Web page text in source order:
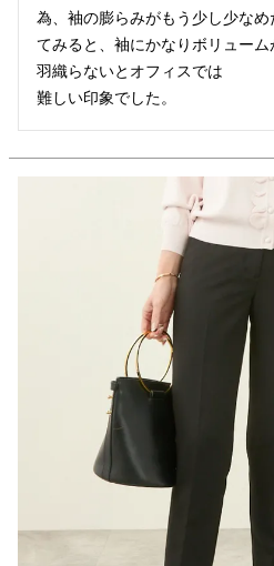
為、袖の膨らみがもう少し少な
てみると、袖にかなりボリュー
羽織らないとオフィスでは
難しい印象でした。